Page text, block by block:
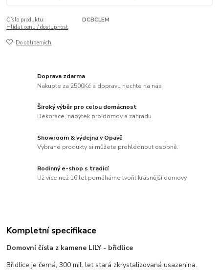
Číslo produktu:
DCBCLEM
Hlídat cenu / dostupnost
Do oblíbených
Doprava zdarma
Nakupte za 2500Kč a dopravu nechte na nás
Široký výběr pro celou domácnost
Dekorace, nábytek pro domov a zahradu
Showroom & výdejna v Opavě
Vybrané produkty si můžete prohlédnout osobně.
Rodinný e-shop s tradicí
Už více než 16 let pomáháme tvořit krásnější domovy
Kompletní specifikace
Domovní čísla z kamene LILY - břidlice
Břidlice je černá, 300 mil. let stará zkrystalizovaná usazenina.